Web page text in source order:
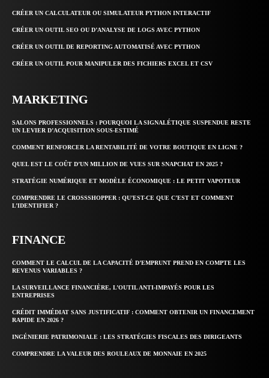
CRÉER UN CALCULATEUR OU SIMULATEUR PYTHON INTERACTIF
CRÉER UN OUTIL SEO OU D’ANALYSE DE LOGS AVEC PYTHON
CRÉER UN OUTIL DE REPORTING AUTOMATISÉ AVEC PYTHON
CRÉER UN OUTIL POUR MANIPULER DES FICHIERS EXCEL ET CSV
MARKETING
SALONS PROFESSIONNELS : POURQUOI LA SIGNALÉTIQUE SUSPENDUE RESTE
UN LEVIER D’ACQUISITION SOUS-ESTIMÉ
COMMENT RENFORCER LA RENTABILITÉ DE VOTRE BOUTIQUE EN LIGNE ?
QUEL EST LE COÛT D’UN MILLION DE VUES SUR SNAPCHAT EN 2025 ?
STRATÉGIE NUMÉRIQUE ET MODÈLE ÉCONOMIQUE : LE PETIT VAPOTEUR
COMPRENDRE LE CROSSSHOPPER : QU’EST-CE QUE C’EST ET COMMENT
L’IDENTIFIER ?
FINANCE
COMMENT LE CALCUL DE LA CAPACITÉ D’EMPRUNT PREND EN COMPTE LES
REVENUS VARIABLES ?
LA SURVEILLANCE FINANCIÈRE, L’OUTIL ANTI-IMPAYÉS POUR LES
ENTREPRISES
CRÉDIT IMMÉDIAT SANS JUSTIFICATIF : COMMENT OBTENIR UN FINANCEMENT
RAPIDE EN 2026 ?
INGÉNIERIE PATRIMONIALE : LES STRATÉGIES FISCALES DES DIRIGEANTS
COMPRENDRE LA VALEUR DES ROULEAUX DE MONNAIE EN 2025